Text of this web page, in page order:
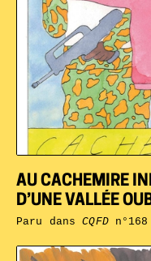
AU CACHEMIRE
D’UNE VALLÉE
Paru dansCQFDn°168